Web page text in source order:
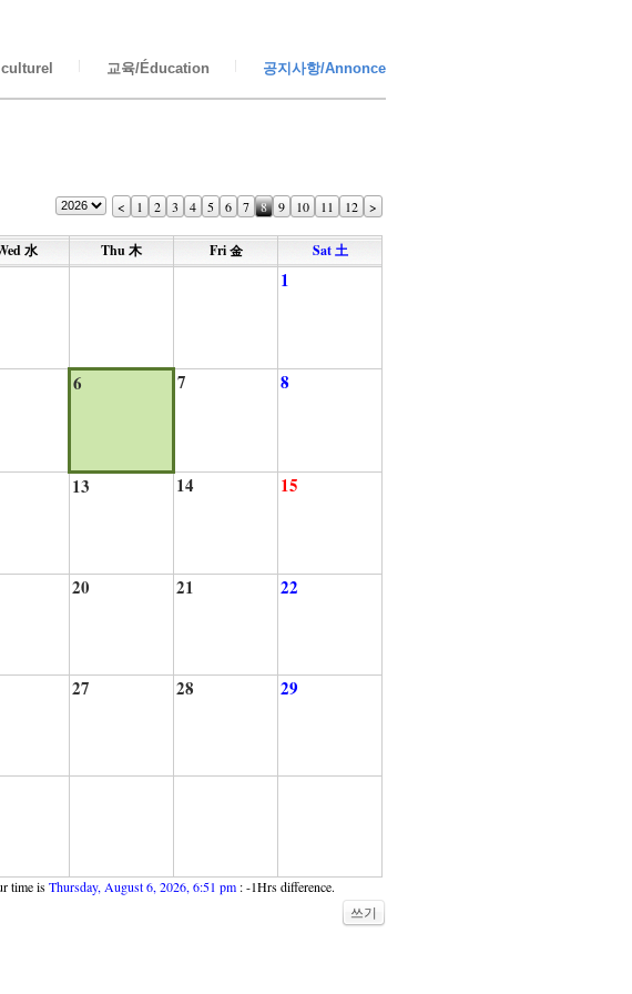
교육/Éducation 공지사항/Annonce
< 1 2 3 4 5 6 7 8 9 10 11 12 >
水 Thu 木 Fri 金 Sat 土
1
6 7 8
13 14 15
20 21 22
27 28 29
time isThursday, August 6, 2026, 6:51 pm : -1Hrs difference.
쓰기